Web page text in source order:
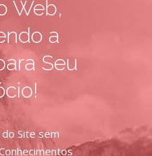
Web,
a
Seu
Site sem